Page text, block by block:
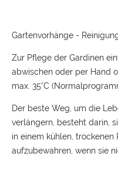
Gartenvorhänge -
Zur Pflege der Gardinen
abwischen oder per Hand
max. 35°C
Der beste Weg, um die
verlängern, besteht darin,
in einem kühlen, trockenen
aufzubewahren, wenn sie